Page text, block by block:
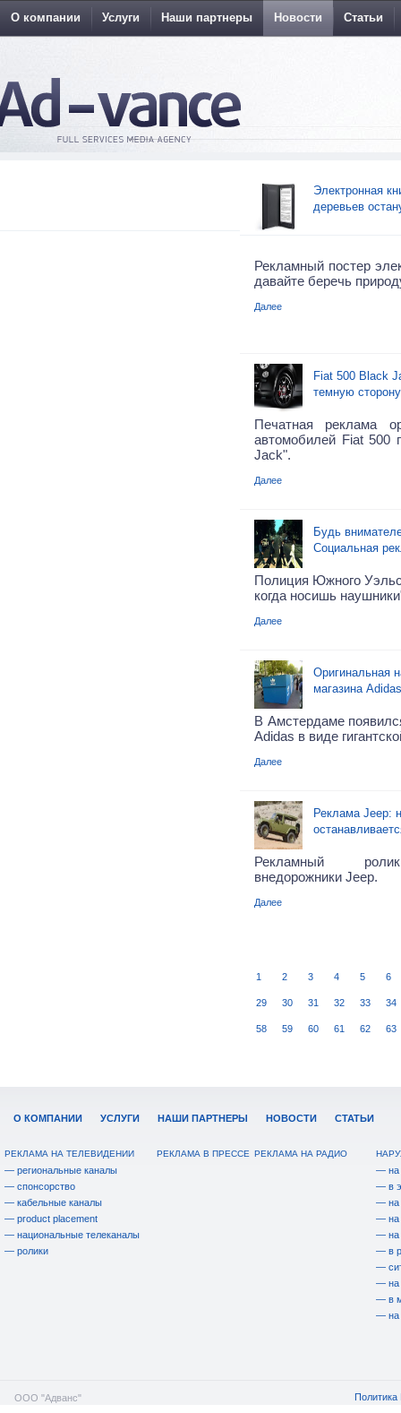
О компании Услуги Наши партнеры Новости Статьи
Электронная
деревьев
Рекламный постер
давайте беречь
Далее
Fiat 500 Black
темную
Печатная реклама
автомобилей Fiat 500
Jack".
Далее
Будь
Социальная
Полиция Южного
когда носишь
Далее
Оригинальная
магазина
В Амстердаме
Adidas в виде
Далее
Реклама Jeep:
Рекламный
внедорожники Jeep.
Далее
1 2 3 4 5 6
29 30 31 32 33 34
58 59 60 61 62 63
О КОМПАНИИ УСЛУГИ НАШИ ПАРТНЕРЫ НОВОСТИ СТАТЬИ
РЕКЛАМА НА ТЕЛЕВИДЕНИИ
— региональные каналы
— спонсорство
— кабельные каналы
— product placement
— национальные телеканалы
— ролики
РЕКЛАМА В ПРЕССЕ РЕКЛАМА НА РАДИО
— на
— в
— на
— на
— на
— в
—
— на
— в
— на
ООО "Адванс" Политика